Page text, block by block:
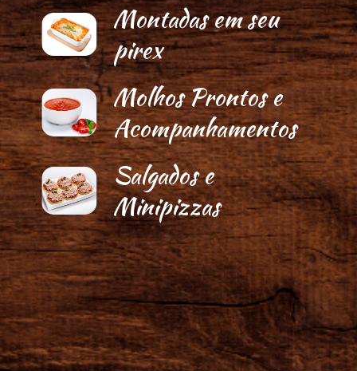
Montadas em seu
pirex
Molhos Prontos e
Acompanhamentos
Salgados e
Minipizzas